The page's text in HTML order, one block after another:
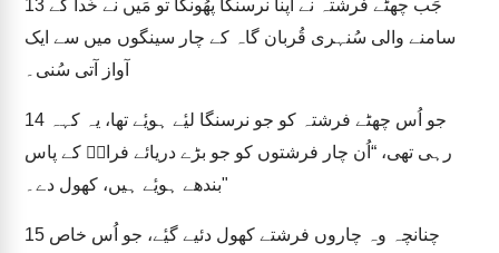
13
سامنے والی سُنہری قُربان گاہ کے چار سینگوں میں سے ایک
آواز آتی سُنی۔
14
رہی تھی، “اُن چار فرشتوں کو جو بڑے دریائے فراتؔ کے پاس
بندھے ہویٔے ہیں، کھول دے۔"
15